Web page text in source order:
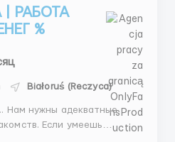
| РАБОТА
%
Białoruś (Reczyca)
Нам нужны адекватные
Если умеешь